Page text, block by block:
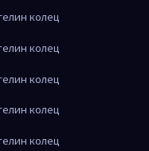
колец
колец
колец
колец
колец